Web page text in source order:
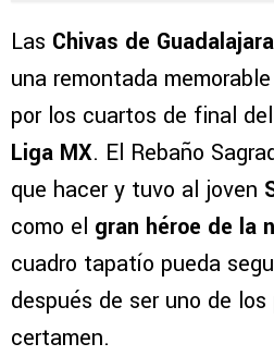
Las Chivas de Guadalajara
una remontada
por los cuartos de final del
Liga MX. El Rebaño
que hacer y tuvo al joven
como el gran héroe de la
cuadro tapatío pueda
después de ser uno de
certamen.